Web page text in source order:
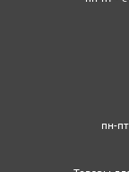
пн-